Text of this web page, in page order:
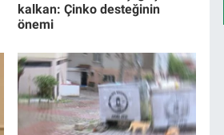
kalkan: Çinko desteğinin
önemi